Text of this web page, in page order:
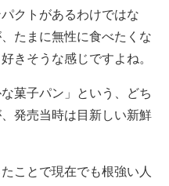
クトがあるわけではな
たまに無性に食べたくな
きそうな感じですよね。
菓子パン」という、どち
発売当時は目新しい新鮮
ことで現在でも根強い人